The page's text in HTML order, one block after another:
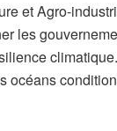
et Agro-
les
océans